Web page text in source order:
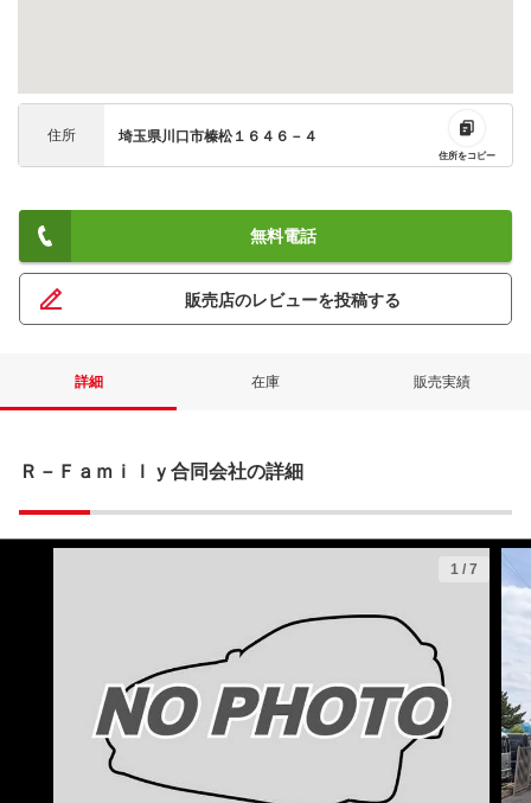
住所 埼玉県川口市榛松１６４６－４
住所をコピー
無料電話
販売店のレビューを投稿する
詳細 在庫 販売実績
Ｒ－Ｆａｍｉｌｙ合同会社の詳細
1 / 7